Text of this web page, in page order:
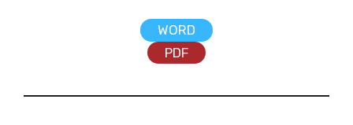
WORD
PDF